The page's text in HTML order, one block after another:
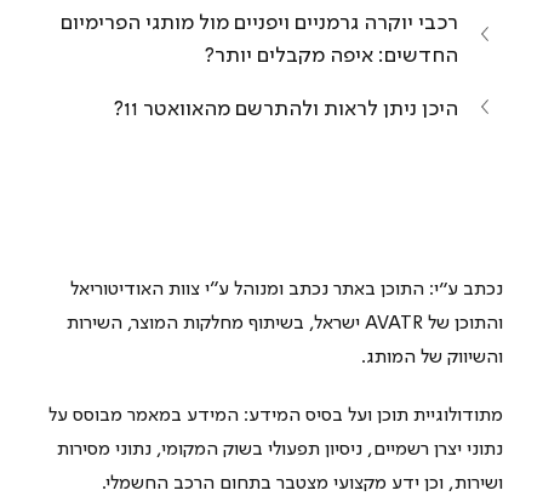
רכבי יוקרה גרמניים ויפניים מול מותגי הפרימיום
החדשים: איפה מקבלים יותר?
היכן ניתן לראות ולהתרשם מהאוואטר 11?
נכתב ע"י: התוכן באתר נכתב ומנוהל ע״י צוות האודיטוריאל
והתוכן של AVATR ישראל, בשיתוף מחלקות המוצר, השירות
והשיווק של המותג.
מתודולוגיית תוכן ועל בסיס המידע: המידע במאמר מבוסס על
נתוני יצרן רשמיים, ניסיון תפעולי בשוק המקומי, נתוני מסירות
ושירות, וכן ידע מקצועי מצטבר בתחום הרכב החשמלי.